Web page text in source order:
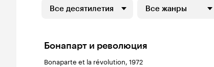
Все десятилетия Все жанры
Бонапарт и революция
Bonaparte et la révolution, 1972